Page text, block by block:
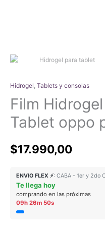
Hidrogel, Tablets y consolas
Film
Tablet oppo
$17.990,00
ENVIO FLEX ⚡: CABA - 1er y 2do
Te llega hoy
comprando en las próximas
09h 26m 50s